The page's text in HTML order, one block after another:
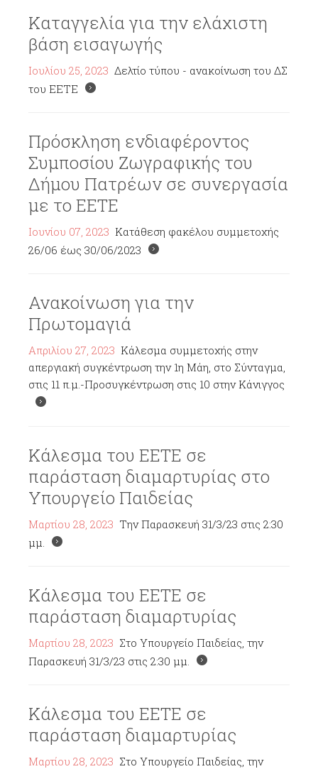
Καταγγελία για την ελάχιστη
βάση εισαγωγής
Ιουλίου 25, 2023 Δελτίο τύπου - ανακοίνωση του ΔΣ
του ΕΕΤΕ
Πρόσκληση ενδιαφέροντος
Συμποσίου Ζωγραφικής του
Δήμου Πατρέων σε συνεργασία
με το ΕΕΤΕ
Ιουνίου 07, 2023 Κατάθεση φακέλου συμμετοχής
26/06 έως 30/06/2023
Ανακοίνωση για την
Πρωτομαγιά
Απριλίου 27, 2023 Κάλεσμα συμμετοχής στην
απεργιακή συγκέντρωση την 1η Μάη, στο Σύνταγμα,
στις 11 π.μ.-Προσυγκέντρωση στις 10 στην Κάνιγγος
Κάλεσμα του ΕΕΤΕ σε
παράσταση διαμαρτυρίας στο
Υπουργείο Παιδείας
Μαρτίου 28, 2023 Την Παρασκευή 31/3/23 στις 2:30
μμ.
Κάλεσμα του ΕΕΤΕ σε
παράσταση διαμαρτυρίας
Μαρτίου 28, 2023 Στο Υπουργείο Παιδείας, την
Παρασκευή 31/3/23 στις 2:30 μμ.
Κάλεσμα του ΕΕΤΕ σε
παράσταση διαμαρτυρίας
Μαρτίου 28, 2023 Στο Υπουργείο Παιδείας, την